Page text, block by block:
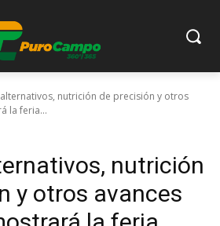
nutrición de precisión y otros
la feria...
nutrición
y otros avances